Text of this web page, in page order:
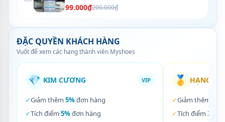
99.000₫200.000₫
ĐẶC QUYỀN KHÁCH HÀNG
Vuốt để xem các hạng thành viên Myshoes
💎 KIM CƯƠNG VIP
✓Giảm thêm 5%đơn hàng
✓Tích điểm 5%đơn hàng
🥇 HẠNG
✓Giảm thêm
✓Tích điểm 3%